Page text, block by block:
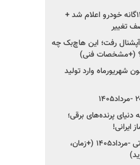
زمان اجرای استانداردهای ۱۲۲گانه خودرو اعلام شد +
تغییر
سایپا دوباره سراغ کوییک S آپشنال رفت؛ این هاچ‌بک چه
(+مشخصات فنی)
شهریورماه وارد تولید
دنیای پرنده‌های برقی؛
شروع فروش ۵ خودرو وارداتی -مرداد۱۴۰۵ (+زمان،